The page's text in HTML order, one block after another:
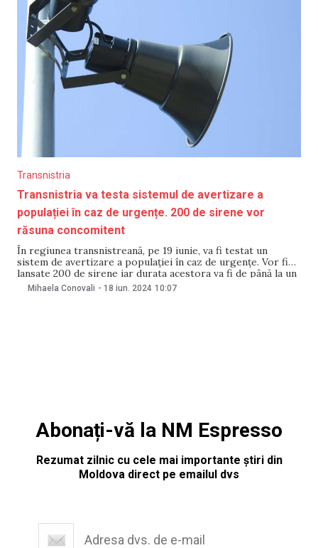
Transnistria
Transnistria va testa sistemul de avertizare a
populației în caz de urgențe. 200 de sirene vor
răsuna concomitent
În regiunea transnistreană, pe 19 iunie, va fi testat un
sistem de avertizare a populației în caz de urgențe. Vor fi
lansate 200 de sirene iar durata acestora va fi de până la un
minut. Locuitorii regiunii au fost îndemnați să-și păstreze
Mihaela Conovali - 18 iun. 2024 10:07
Abonați-vă la NM Espresso
Rezumat zilnic cu cele mai importante știri din
Moldova direct pe emailul dvs